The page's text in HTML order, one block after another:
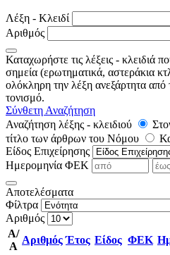
Λέξη - Κλειδί
Αριθμός
Καταχωρήστε τις λέξεις - κλειδιά
σημεία (ερωτηματικά, αστεράκια
ολόκληρη την λέξη ανεξάρτητα από
τονισμό.
Σύνθετη Αναζήτηση
Αναζήτηση λέξης - κλειδιού
τίτλο των άρθρων του Νόμου
Είδος Επιχείρησης
Ημερομηνία ΦΕΚ
Αποτελέσματα
Φίλτρα
Αριθμός
Α/
Α
Αριθμός Έτος Είδος ΦΕΚ